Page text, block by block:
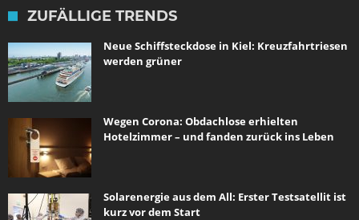
ZUFÄLLIGE TRENDS
Neue Schiffsteckdose in Kiel: Kreuzfahrtriesen
werden grüner
Wegen Corona: Obdachlose erhielten
Hotelzimmer – und fanden zurück ins Leben
Solarenergie aus dem All: Erster Testsatellit ist
kurz vor dem Start